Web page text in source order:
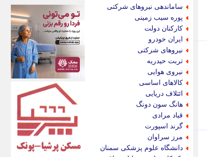
ساماندهی نیروهای شرکتی
پوره سیب زمینی
کارکنان دولت
ایران خودرو
نیروهای شرکتی
تربت حیدریه
نیروی هوایی
کالاهای اساسی
ائتلاف دریایی
هانگ سون دونگ
قباد مرادی
گرند اسپورت
مرز سراوان
دانشگاه علوم پزشکی سمنان
اکوفارس
اکونگار
اکونیوز
الف
انتشار آنلاین
اندیشه قرن
اندیشه معاصر
اندیشه ها
انرژی پرس
ای استخدام
ایتنا
ایراف
ایران آرت
ایران آنلاین